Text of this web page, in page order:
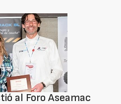
al Foro Aseamac